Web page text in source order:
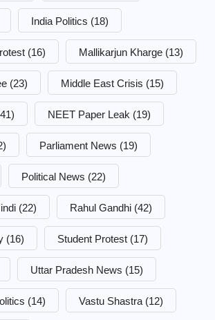
India Politics (18)
(16) Mallikarjun Kharge (13)
(23) Middle East Crisis (15)
NEET Paper Leak (19)
Parliament News (19)
Political News (22)
(22) Rahul Gandhi (42)
(16) Student Protest (17)
Uttar Pradesh News (15)
(14) Vastu Shastra (12)